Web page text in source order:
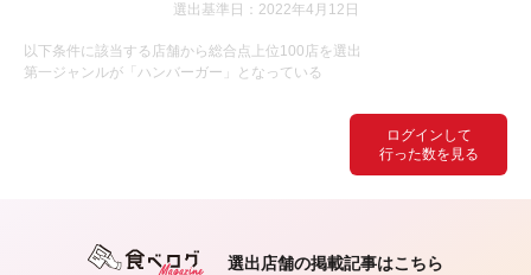
ログインして
行った数を見る
選出基準日：2022年4月12日
以下条件に該当する店舗から総合点上位100店を選出
第一ジャンルが「ハンバーガー」となっている
選出店舗の掲載記事はこちら